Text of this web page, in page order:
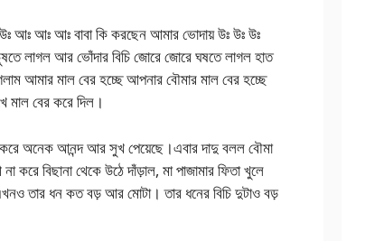
উঃ আঃ আঃ আঃ বাবা কি করছেন আমার ভোদায় উঃ উঃ উঃ
লাগল আর ভোঁদার বিচি জোরে জোরে ঘষতে লাগল হাত
আমার মাল বের হচ্ছে আপনার বৌমার মাল বের হচ্ছে
মাল বের করে দিল।
করে অনেক আনন্দ আর সুখ পেয়েছে।এবার দাদু বলল বৌমা
বিছানা থেকে উঠে দাঁড়াল, মা পাজামার ফিতা খুলে
তার ধন কত বড় আর মোটা। তার ধনের বিচি দুটাও বড়